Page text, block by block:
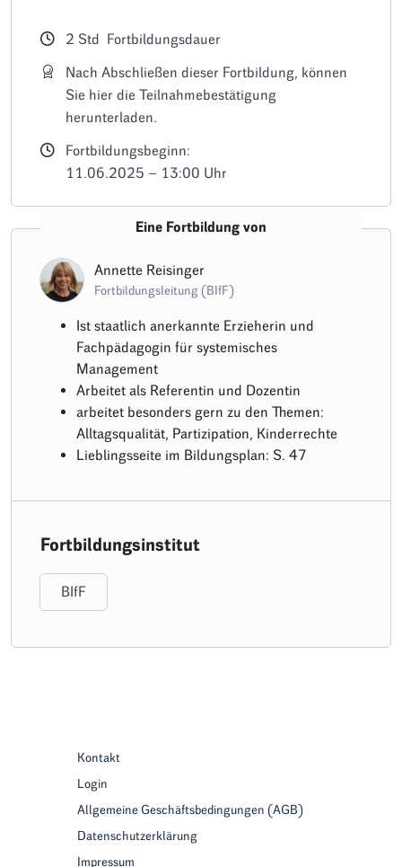
2 Std Fortbildungsdauer
Nach Abschließen dieser Fortbildung, können
Sie hier die Teilnahmebestätigung
herunterladen.
Fortbildungsbeginn:
11.06.2025 – 13:00 Uhr
Eine Fortbildung von
Annette Reisinger
Fortbildungsleitung (BIfF)
Ist staatlich anerkannte Erzieherin und
Fachpädagogin für systemisches
Management
Arbeitet als Referentin und Dozentin
arbeitet besonders gern zu den Themen:
Alltagsqualität, Partizipation, Kinderrechte
Lieblingsseite im Bildungsplan: S. 47
Fortbildungsinstitut
BIfF
Kontakt
Login
Allgemeine Geschäftsbedingungen (AGB)
Datenschutzerklärung
Impressum